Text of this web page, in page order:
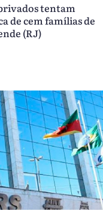
tentam
de cem famílias de
(RJ)